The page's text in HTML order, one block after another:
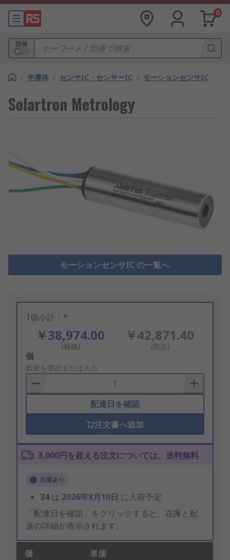
0
型番
/ 半導体 / センサIC・センサーIC / モーションセンサIC
Solartron Metrology
モーションセンサIC の一覧へ
1個小計：*
￥38,974.00
(税抜)
￥42,871.40
(税込)
Add
to
Basket
個
数量を選択または入力
配達日を確認
注文書へ追加
3,000円を超える注文については、送料無料
在庫あり
34は 2026年8月10日 に入荷予定
「配達日を確認」をクリックすると、在庫と配
送の詳細が表示されます。
個 単価